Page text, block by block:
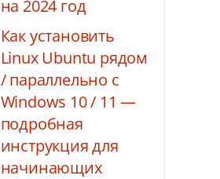
на 2024 год
Как установить
Linux Ubuntu рядом
/ параллельно с
Windows 10 / 11 —
подробная
инструкция для
начинающих